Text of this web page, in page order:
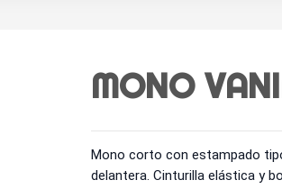
MONO
Mono corto con estampado
delantera. Cinturilla elástica y